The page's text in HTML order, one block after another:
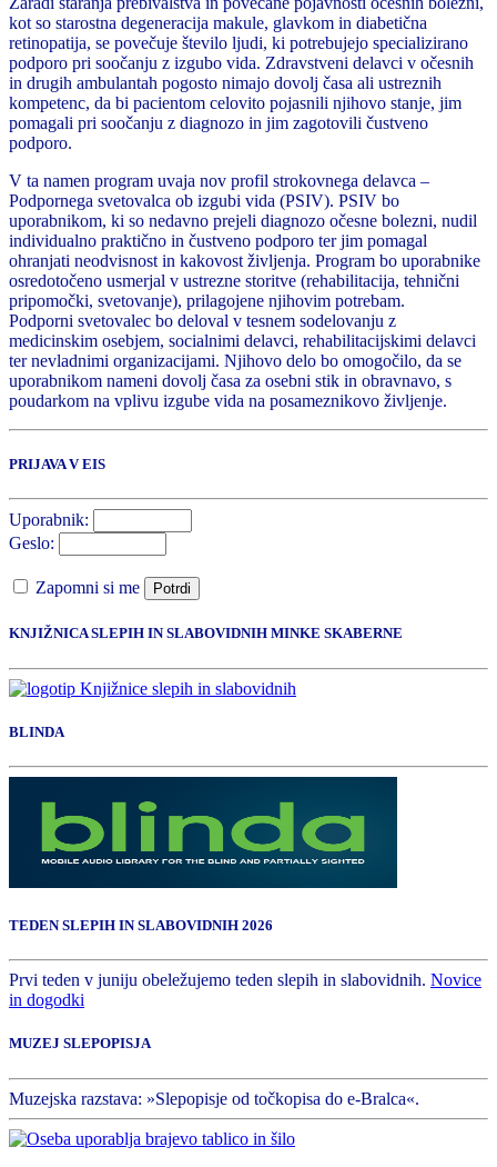
kot so starostna degeneracija makule, glavkom in diabetična
retinopatija, se povečuje število ljudi, ki potrebujejo specializirano
podporo pri soočanju z izgubo vida. Zdravstveni delavci v očesnih
in drugih ambulantah pogosto nimajo dovolj časa ali ustreznih
kompetenc, da bi pacientom celovito pojasnili njihovo stanje, jim
pomagali pri soočanju z diagnozo in jim zagotovili čustveno
podporo.
V ta namen program uvaja nov profil strokovnega delavca –
Podpornega svetovalca ob izgubi vida (PSIV). PSIV bo
uporabnikom, ki so nedavno prejeli diagnozo očesne bolezni, nudil
individualno praktično in čustveno podporo ter jim pomagal
ohranjati neodvisnost in kakovost življenja. Program bo uporabnike
osredotočeno usmerjal v ustrezne storitve (rehabilitacija, tehnični
pripomočki, svetovanje), prilagojene njihovim potrebam.
Podporni svetovalec bo deloval v tesnem sodelovanju z
medicinskim osebjem, socialnimi delavci, rehabilitacijskimi delavci
ter nevladnimi organizacijami. Njihovo delo bo omogočilo, da se
uporabnikom nameni dovolj časa za osebni stik in obravnavo, s
poudarkom na vplivu izgube vida na posameznikovo življenje.
PRIJAVA V EIS
Uporabnik:
Geslo:
Zapomni si me Potrdi
KNJIŽNICA SLEPIH IN SLABOVIDNIH MINKE SKABERNE
BLINDA
TEDEN SLEPIH IN SLABOVIDNIH 2026
Prvi teden v juniju obeležujemo teden slepih in slabovidnih. Novice
in dogodki
MUZEJ SLEPOPISJA
Muzejska razstava: »Slepopisje od točkopisa do e-Bralca«.